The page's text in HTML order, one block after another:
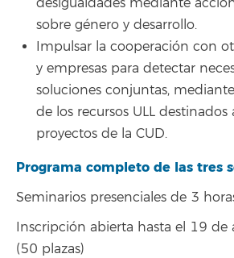
desigualdades mediante
sobre género y desarrollo.
Impulsar la cooperación con
y empresas para detectar
soluciones conjuntas,
de los recursos ULL
proyectos de la CUD.
Programa completo de las tres
Seminarios presenciales de 3
Inscripción abierta hasta el 19 de
(50 plazas)